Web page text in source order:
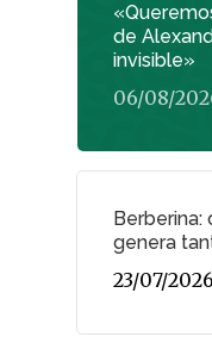
de
invisible»
06/08/
Berberina:
genera
23/07/2026